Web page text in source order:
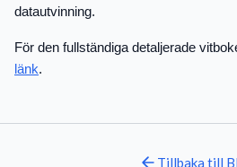
datautvinning.
För den fullständiga detaljerade
länk.
Tillbaka till